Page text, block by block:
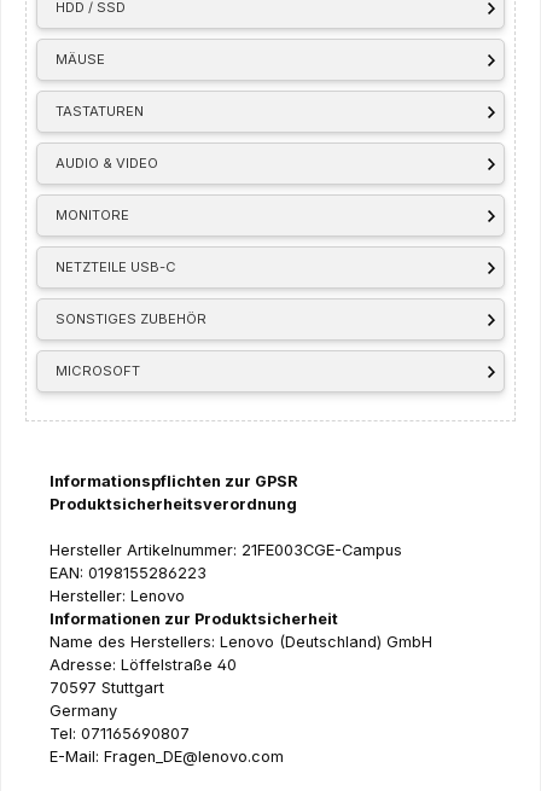
HDD / SSD
MÄUSE
TASTATUREN
AUDIO & VIDEO
MONITORE
NETZTEILE USB-C
SONSTIGES ZUBEHÖR
MICROSOFT
Informationspflichten zur GPSR
Produktsicherheitsverordnung
Hersteller Artikelnummer: 21FE003CGE-Campus
EAN: 0198155286223
Hersteller: Lenovo
Informationen zur Produktsicherheit
Name des Herstellers: Lenovo (Deutschland) GmbH
Adresse: Löffelstraße 40
70597 Stuttgart
Germany
Tel: 071165690807
E-Mail: Fragen_DE@lenovo.com